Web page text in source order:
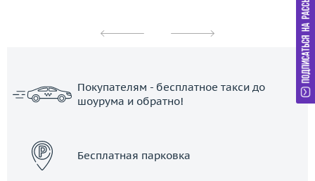
Покупателям - бесплатное такси до
шоурума и обратно!
Бесплатная парковка